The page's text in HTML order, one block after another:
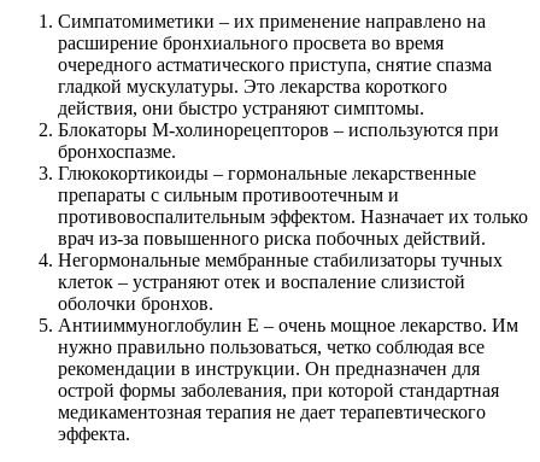
Симпатомиметики – их применение направлено на
расширение бронхиального просвета во время
очередного астматического приступа, снятие спазма
гладкой мускулатуры. Это лекарства короткого
действия, они быстро устраняют симптомы.
Блокаторы М-холинорецепторов – используются при
бронхоспазме.
Глюкокортикоиды – гормональные лекарственные
препараты с сильным противоотечным и
противовоспалительным эффектом. Назначает их только
врач из-за повышенного риска побочных действий.
Негормональные мембранные стабилизаторы тучных
клеток – устраняют отек и воспаление слизистой
оболочки бронхов.
Антииммуноглобулин Е – очень мощное лекарство. Им
нужно правильно пользоваться, четко соблюдая все
рекомендации в инструкции. Он предназначен для
острой формы заболевания, при которой стандартная
медикаментозная терапия не дает терапевтического
эффекта.